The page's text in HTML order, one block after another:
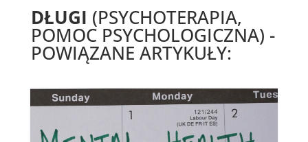
DŁUGI (PSYCHOTERAPIA,
POMOC PSYCHOLOGICZNA) -
POWIĄZANE ARTYKUŁY: